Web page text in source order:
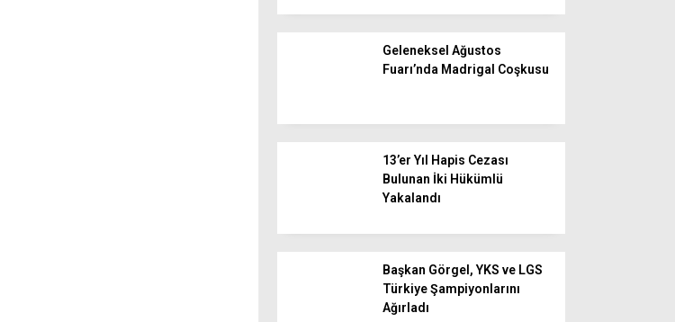
Geleneksel Ağustos
Fuarı’nda Madrigal Coşkusu
13’er Yıl Hapis Cezası
Bulunan İki Hükümlü
Yakalandı
Başkan Görgel, YKS ve LGS
Türkiye Şampiyonlarını
Ağırladı